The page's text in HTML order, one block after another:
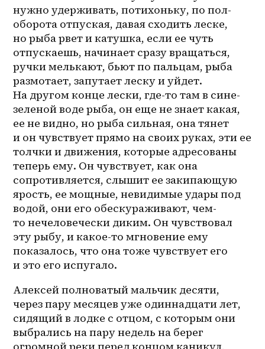
нужно удерживать, потихоньку, по пол-
оборота отпуская, давая сходить леске,
но рыба рвет и катушка, если ее чуть
отпускаешь, начинает сразу вращаться,
ручки мелькают, бьют по пальцам, рыба
размотает, запутает леску и уйдет.
На другом конце лески, где-то там в сине-
зеленой воде рыба, он еще не знает какая,
ее не видно, но рыба сильная, она тянет
и он чувствует прямо на своих руках, эти ее
толчки и движения, которые адресованы
теперь ему. Он чувствует, как она
сопротивляется, слышит ее закипающую
ярость, ее мощные, невидимые удары под
водой, они его обескураживают, чем-
то нечеловечески диким. Он чувствовал
эту рыбу, и какое-то мгновение ему
показалось, что она тоже чувствует его
и это его испугало.
Алексей полноватый мальчик десяти,
через пару месяцев уже одиннадцати лет,
сидящий в лодке с отцом, с которым они
выбрались на пару недель на берег